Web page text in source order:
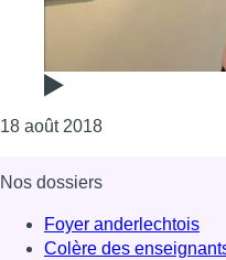
18 août 2018Consulter
Nos dossiers
Foyer anderlechtois
Colère des